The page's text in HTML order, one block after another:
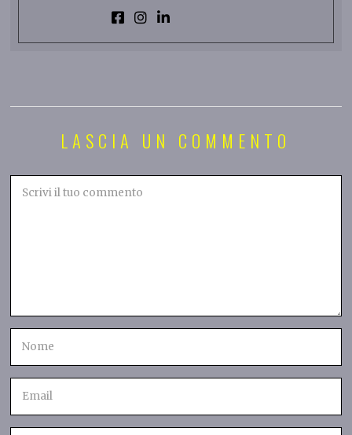
LASCIA UN COMMENTO